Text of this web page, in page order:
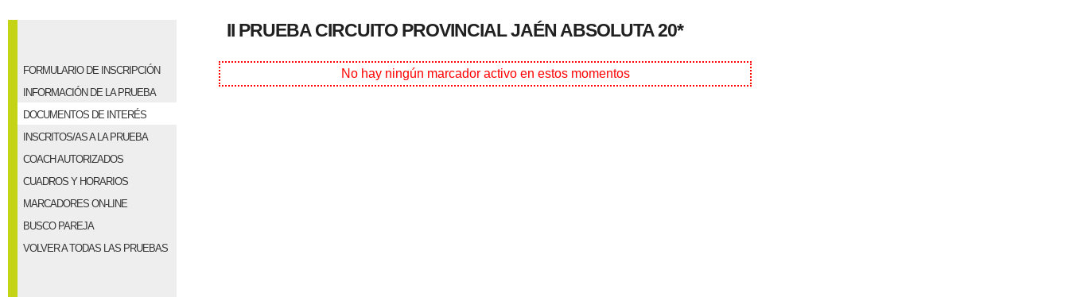
FORMULARIO DE INSCRIPCIÓN
INFORMACIÓN DE LA PRUEBA
DOCUMENTOS DE INTERÉS
INSCRITOS/AS A LA PRUEBA
COACH AUTORIZADOS
CUADROS Y HORARIOS
MARCADORES ON-LINE
BUSCO PAREJA
VOLVER A TODAS LAS PRUEBAS
II PRUEBA CIRCUITO PROVINCIAL JAÉN ABSOLUTA 20*
No hay ningún marcador activo en estos momentos